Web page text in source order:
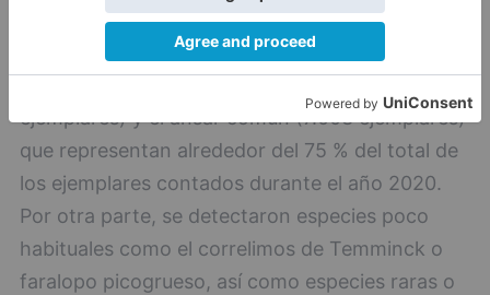
(13.908 ejemplares), el chorlito dorado europeo
(11.981 ejemplares), la grulla común (8.073
ejemplares) y el ánsar común (7.003 ejemplares)
que representan alrededor del 75 % del total de
los ejemplares contados durante el año 2020.
Por otra parte, se detectaron especies poco
habituales como el correlimos de Temminck o
faralopo picogrueso, así como especies raras o